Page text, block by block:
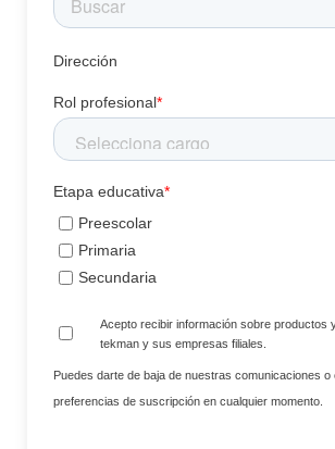
Dirección
Rol profesional*
Etapa educativa*
Preescolar
Primaria
Secundaria
Acepto recibir información sobre productos
tekman y sus empresas filiales.
Puedes darte de baja de nuestras comunicaciones o
preferencias de suscripción en cualquier momento.